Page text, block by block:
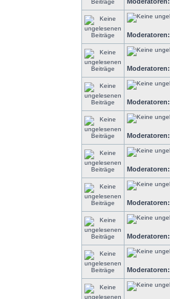
Moderatoren:
Moderatoren:
Moderatoren:
Moderatoren:
Moderatoren:
Moderatoren:
Moderatoren:
Moderatoren: